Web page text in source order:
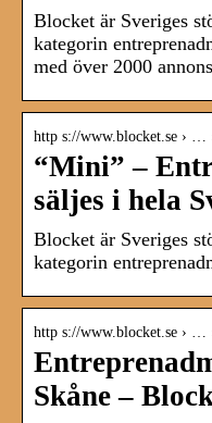
Blocket är Sveriges
kategorin
med över 2000
http s://www.blocket.se › …
“Mini” –
säljes i hela
Blocket är Sveriges
kategorin
http s://www.blocket.se › …
Skåne –